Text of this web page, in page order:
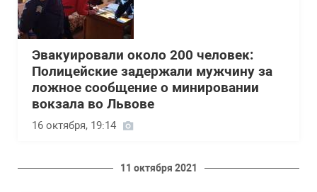
Эвакуировали около 200 человек:
Полицейские задержали мужчину за
ложное сообщение о минировании
вокзала во Львове
16 октября, 19:14
11 октября 2021